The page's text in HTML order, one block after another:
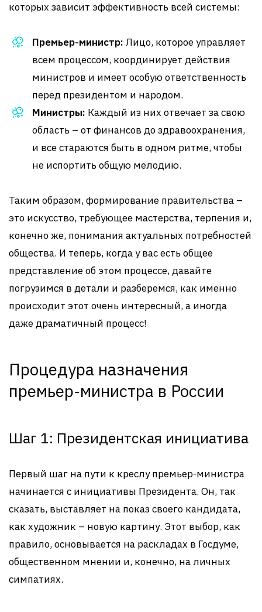
которых зависит эффективность всей системы:
Премьер-министр: Лицо, которое управляет
всем процессом, координирует действия
министров и имеет особую ответственность
перед президентом и народом.
Министры: Каждый из них отвечает за свою
область – от финансов до здравоохранения,
и все стараются быть в одном ритме, чтобы
не испортить общую мелодию.
Таким образом, формирование правительства –
это искусство, требующее мастерства, терпения и,
конечно же, понимания актуальных потребностей
общества. И теперь, когда у вас есть общее
представление об этом процессе, давайте
погрузимся в детали и разберемся, как именно
происходит этот очень интересный, а иногда
даже драматичный процесс!
Процедура назначения
премьер-министра в России
Шаг 1: Президентская инициатива
Первый шаг на пути к креслу премьер-министра
начинается с инициативы Президента. Он, так
сказать, выставляет на показ своего кандидата,
как художник – новую картину. Этот выбор, как
правило, основывается на раскладах в Госдуме,
общественном мнении и, конечно, на личных
симпатиях.